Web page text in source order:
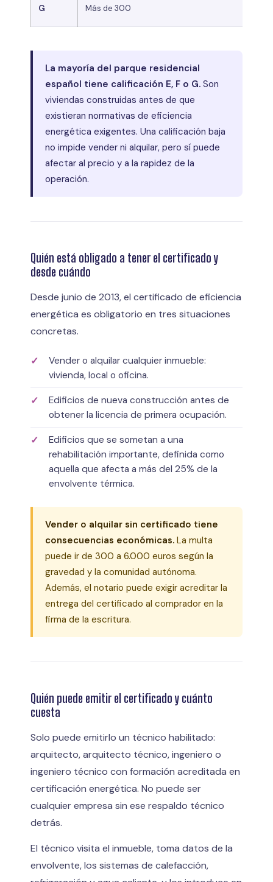
G Más de 300
La mayoría del parque residencial
español tiene calificación E, F o G. Son
viviendas construidas antes de que
existieran normativas de eficiencia
energética exigentes. Una calificación baja
no impide vender ni alquilar, pero sí puede
afectar al precio y a la rapidez de la
operación.
Quién está obligado a tener el certificado y
desde cuándo
Desde junio de 2013, el certificado de eficiencia
energética es obligatorio en tres situaciones
concretas.
Vender o alquilar cualquier inmueble:
vivienda, local o oficina.
Edificios de nueva construcción antes de
obtener la licencia de primera ocupación.
Edificios que se sometan a una
rehabilitación importante, definida como
aquella que afecta a más del 25% de la
envolvente térmica.
Vender o alquilar sin certificado tiene
consecuencias económicas. La multa
puede ir de 300 a 6.000 euros según la
gravedad y la comunidad autónoma.
Además, el notario puede exigir acreditar la
entrega del certificado al comprador en la
firma de la escritura.
Quién puede emitir el certificado y cuánto
cuesta
Solo puede emitirlo un técnico habilitado:
arquitecto, arquitecto técnico, ingeniero o
ingeniero técnico con formación acreditada en
certificación energética. No puede ser
cualquier empresa sin ese respaldo técnico
detrás.
El técnico visita el inmueble, toma datos de la
envolvente, los sistemas de calefacción,